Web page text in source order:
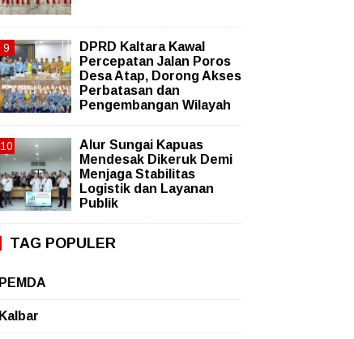
DPRD Kaltara Kawal
Percepatan Jalan Poros
Desa Atap, Dorong Akses
Perbatasan dan
Pengembangan Wilayah
Alur Sungai Kapuas
Mendesak Dikeruk Demi
Menjaga Stabilitas
Logistik dan Layanan
Publik
TAG POPULER
PEMDA
Kalbar